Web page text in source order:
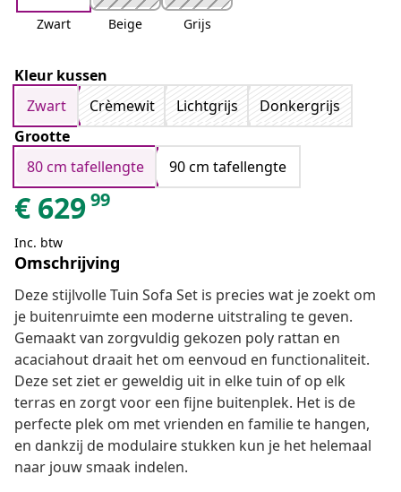
Zwart Beige Grijs
Kleur kussen
Zwart
Crèmewit Lichtgrijs
Donkergrijs
Grootte
80 cm tafellengte
90 cm tafellengte
€ 62999
Inc. btw
Omschrijving
Deze stijlvolle Tuin Sofa Set is precies wat je zoekt om
je buitenruimte een moderne uitstraling te geven.
Gemaakt van zorgvuldig gekozen poly rattan en
acaciahout draait het om eenvoud en functionaliteit.
Deze set ziet er geweldig uit in elke tuin of op elk
terras en zorgt voor een fijne buitenplek. Het is de
perfecte plek om met vrienden en familie te hangen,
en dankzij de modulaire stukken kun je het helemaal
naar jouw smaak indelen.